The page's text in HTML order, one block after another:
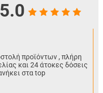
5.0
προϊόντων , πλήρη
και 24 άτοκες δόσεις
στα top